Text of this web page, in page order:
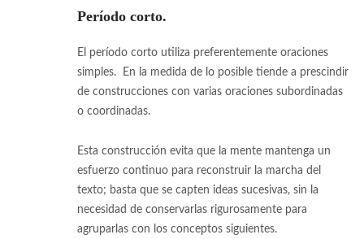
Período corto.
El período corto utiliza preferentemente oraciones
simples. En la medida de lo posible tiende a prescindir
de construcciones con varias oraciones subordinadas
o coordinadas.
Esta construcción evita que la mente mantenga un
esfuerzo continuo para reconstruir la marcha del
texto; basta que se capten ideas sucesivas, sin la
necesidad de conservarlas rigurosamente para
agruparlas con los conceptos siguientes.